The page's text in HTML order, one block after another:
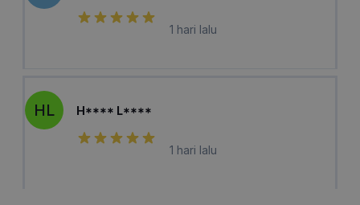
1 hari lalu
HL H**** L****
1 hari lalu